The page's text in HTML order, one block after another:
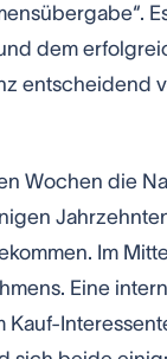
dem
entscheidend
Wochen die
Im
Eine